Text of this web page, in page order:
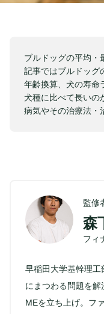
ブルドッグの平均・
記事ではブルドッグ
年齢換算、犬の寿命
犬種に比べて長いの
病気やその治療法・
監修
森
フィ
早稲田大学基幹理
にまつわる問題を
MEを立ち上げ。フ